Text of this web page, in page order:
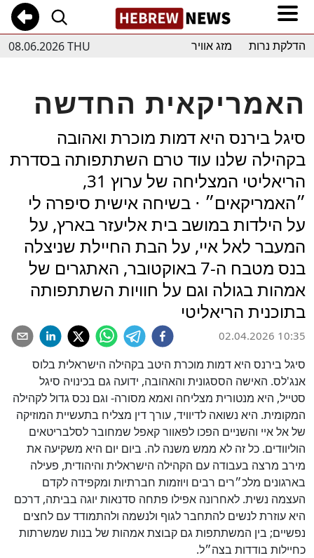
08.06.2026 THU הדלקת נרות מזג אוויר
האמריקאית החדשה
סיגל בירנס היא דמות מוכרת ואהובה
בקהילה שלנו עוד טרם השתתפותה בסדרת
הריאליטי המצליחה של ערוץ 31,
״האמריקאים״ ⋅ בשיחה אישית סיפרה לי
על הילדות במושב בית אליעזר בארץ, על
המעבר לאל איי, על הבת החיילת שניצלה
בנס מטבח ה-7 באוקטובר, האתגרים של
אמהות בגולה וגם על חוויות השתתפותה
בתוכנית הריאליטי
02.04.2026 10:35
סיגל בירנס היא דמות מוכרת היטב בקהילה הישראלית בלוס
אנג'לס. האישה הססגונית והאהובה, ידועה גם בכינויה סיגל
סטייל, היא מנטורית מצליחה ואמא מסורה- וגם נכס גדול לקהילה
המקומית. היא נשואה לדיוויד, עורך דין מצליח בתעשיית המוזיקה
של אל איי והשניים הפכו לפאוור קאפל שמחובר לסלבריטאים
הוליוודים. כל זה לא ממש משנה לה. ביום יום היא משקיעה את
מירב מרצה בעבודה עם הקהילה הישראלית והיהודית, פעילה
בארגונים מלכ״רים רבים ויוזמות חברתיות ומקפידה לקדם
העצמה נשית. לאחרונה אפילו פתחה סדנאות יוגה בביתה, דרכם
היא עוזרת לנשים להתחבר לגוף ולנשמה ולהתמודד עם לחצים
נפשיים; בין המשתתפות גם קבוצת אמהות של בנות שמשרתות
כחיילות בודדות בצה״ל.